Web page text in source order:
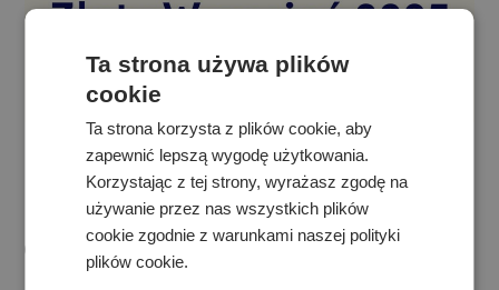
Miesiąc Świadomości
Nowotworów Wieku Dziecięcego
10 września 2025
Ta strona używa plików
cookie
Ta strona korzysta z plików cookie, aby
zapewnić lepszą wygodę użytkowania.
Korzystając z tej strony, wyrażasz zgodę na
używanie przez nas wszystkich plików
cookie zgodnie z warunkami naszej polityki
plików cookie.